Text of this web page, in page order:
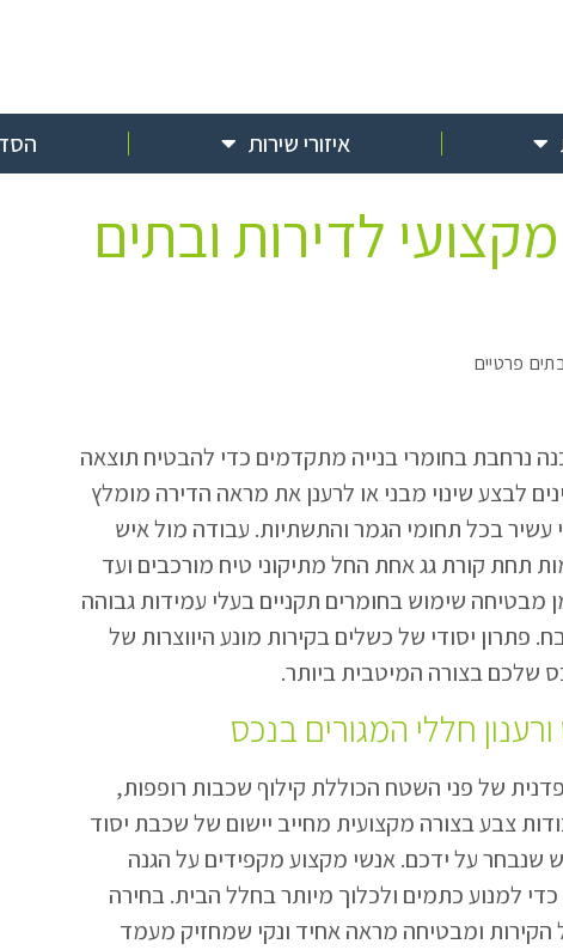
איזורי שירות
לדירות ובתים
פרטיים
נרחבת בחומרי בנייה מתקדמים כדי להבטיח תוצאה
לבצע שינוי מבני או לרענן את מראה הדירה מומלץ
עשיר בכל תחומי הגמר והתשתיות. עבודה מול איש
קורת גג אחת החל מתיקוני טיח מורכבים ועד
מבטיחה שימוש בחומרים תקניים בעלי עמידות גבוהה
יסודי של כשלים בקירות מונע היווצרות של
שלכם בצורה המיטבית ביותר.
חללי המגורים בנכס
של פני השטח הכוללת קילוף שכבות רופפות,
צבע בצורה מקצועית מחייב יישום של שכבת יסוד
שנבחר על ידכם. אנשי מקצוע מקפידים על הגנה
למנוע כתמים ולכלוך מיותר בחלל הבית. בחירה
הקירות ומבטיחה מראה אחיד ונקי שמחזיק מעמד